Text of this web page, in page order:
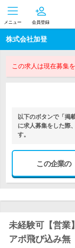
メニュー 会員登録
株式会社加登
この求人は現在募集
以下のボタンで「掲
に求人募集をした際
す。
この企業の
未経験可【営業
アポ飛び込み無